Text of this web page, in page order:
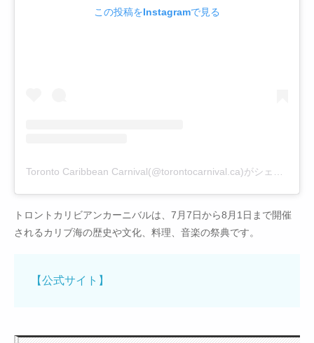
この投稿をInstagramで見る
トロントカリビアンカーニバルは、7月7日から8月1日まで開催
されるカリブ海の歴史や文化、料理、音楽の祭典です。
【公式サイト】